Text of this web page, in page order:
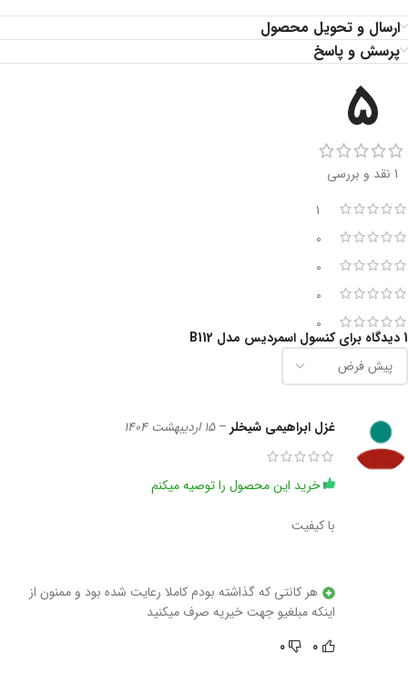
ارسال و تحویل محصول
پرسش و پاسخ
5
1 نقد و بررسی
1
0
0
0
0
1 دیدگاه برای کنسول اسمردیس مدل B112
غزل ابراهیمی شیخلر – 15 اردیبهشت 1404
خرید این محصول را توصیه میکنم
با کیفیت
هر کانتی که گذاشته بودم کاملا رعایت شده بود و ممنون از
اینکه مبلغیو جهت خیریه صرف میکنید
0
0